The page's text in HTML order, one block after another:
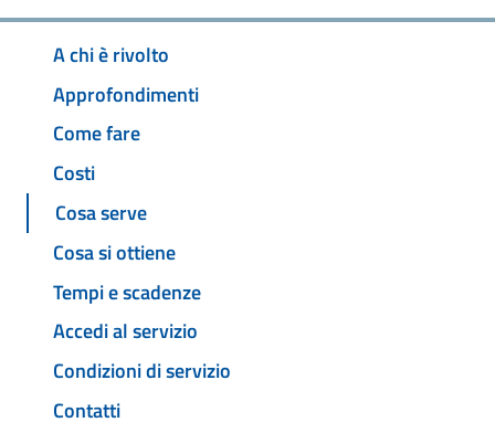
A chi è rivolto
Approfondimenti
Come fare
Costi
Cosa serve
Cosa si ottiene
Tempi e scadenze
Accedi al servizio
Condizioni di servizio
Contatti